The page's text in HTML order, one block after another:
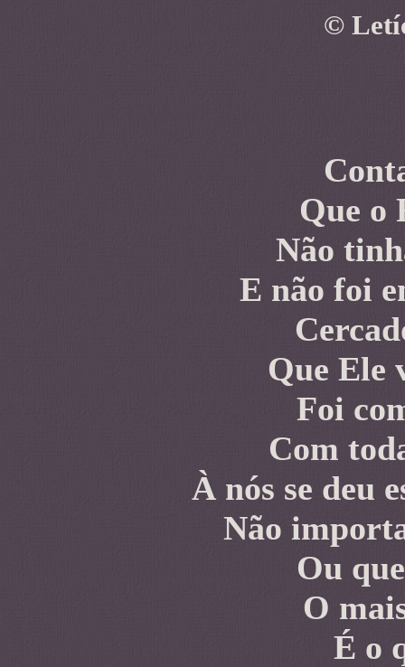
©
Que o
Não
E não foi
Que Ele
Foi
Com
À nós se deu
Não
Ou
O
É o